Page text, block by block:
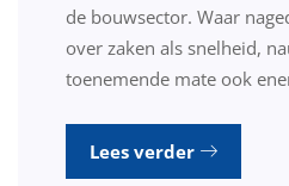
de bouwsector. Waar
over zaken als snelheid,
toenemende mate ook
Lees verder